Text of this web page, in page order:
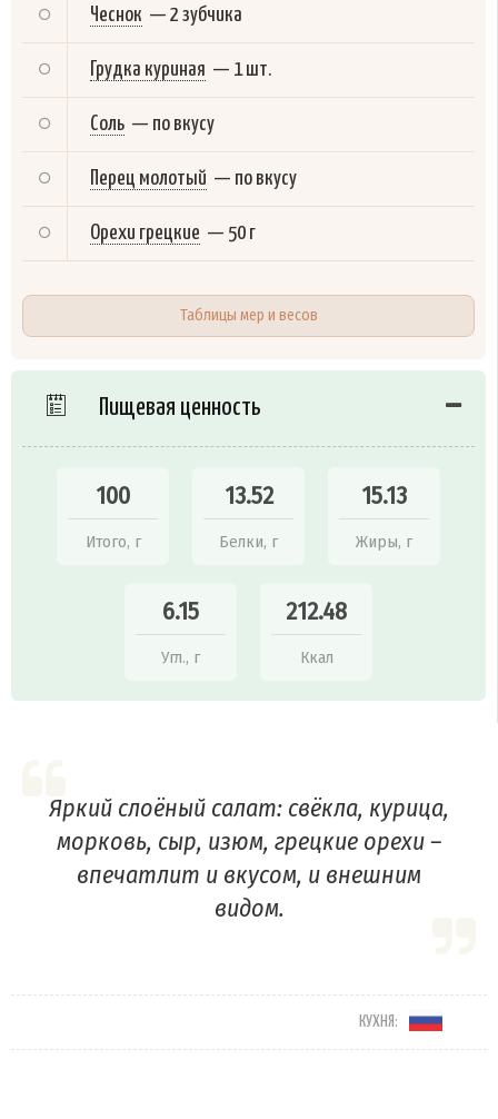
Чеснок — 2 зубчика
Грудка куриная — 1 шт.
Соль — по вкусу
Перец молотый — по вкусу
Орехи грецкие — 50 г
Таблицы мер и весов
Пищевая ценность
100
Итого, г
13.52
Белки, г
15.13
Жиры, г
6.15
Угл., г
212.48
Ккал
Яркий слоёный салат: свёкла, курица,
морковь, сыр, изюм, грецкие орехи –
впечатлит и вкусом, и внешним
видом.
КУХНЯ: